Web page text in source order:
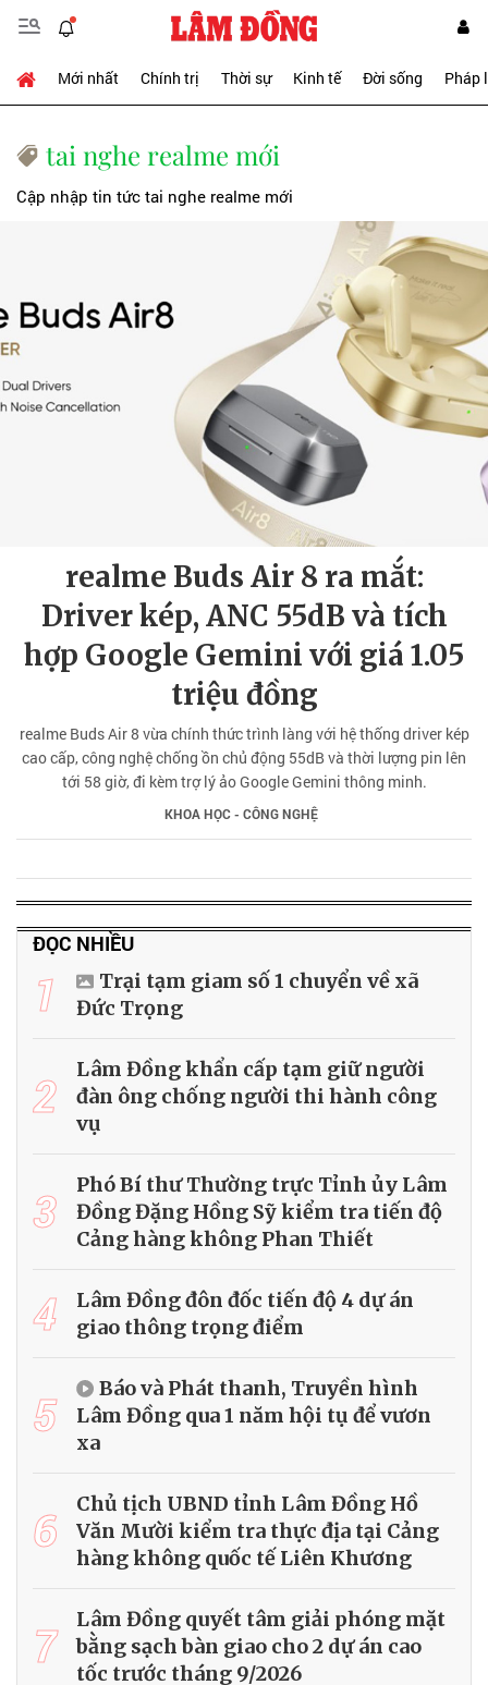
Mới nhất Chính trị Thời sự Kinh tế Đời sống Pháp
tai nghe realme mới
Cập nhập tin tức tai nghe realme mới
realme Buds Air 8 ra mắt:
Driver kép, ANC 55dB và tích
hợp Google Gemini với giá 1.05
triệu đồng
realme Buds Air 8 vừa chính thức trình làng với hệ thống driver kép
cao cấp, công nghệ chống ồn chủ động 55dB và thời lượng pin lên
tới 58 giờ, đi kèm trợ lý ảo Google Gemini thông minh.
KHOA HỌC - CÔNG NGHỆ
ĐỌC NHIỀU
1
Trại tạm giam số 1 chuyển về xã
Đức Trọng
2
Lâm Đồng khẩn cấp tạm giữ người
đàn ông chống người thi hành công
vụ
3
Phó Bí thư Thường trực Tỉnh ủy Lâm
Đồng Đặng Hồng Sỹ kiểm tra tiến độ
Cảng hàng không Phan Thiết
4
Lâm Đồng đôn đốc tiến độ 4 dự án
giao thông trọng điểm
5
Báo và Phát thanh, Truyền hình
Lâm Đồng qua 1 năm hội tụ để vươn
xa
6
Chủ tịch UBND tỉnh Lâm Đồng Hồ
Văn Mười kiểm tra thực địa tại Cảng
hàng không quốc tế Liên Khương
7
Lâm Đồng quyết tâm giải phóng mặt
bằng sạch bàn giao cho 2 dự án cao
tốc trước tháng 9/2026